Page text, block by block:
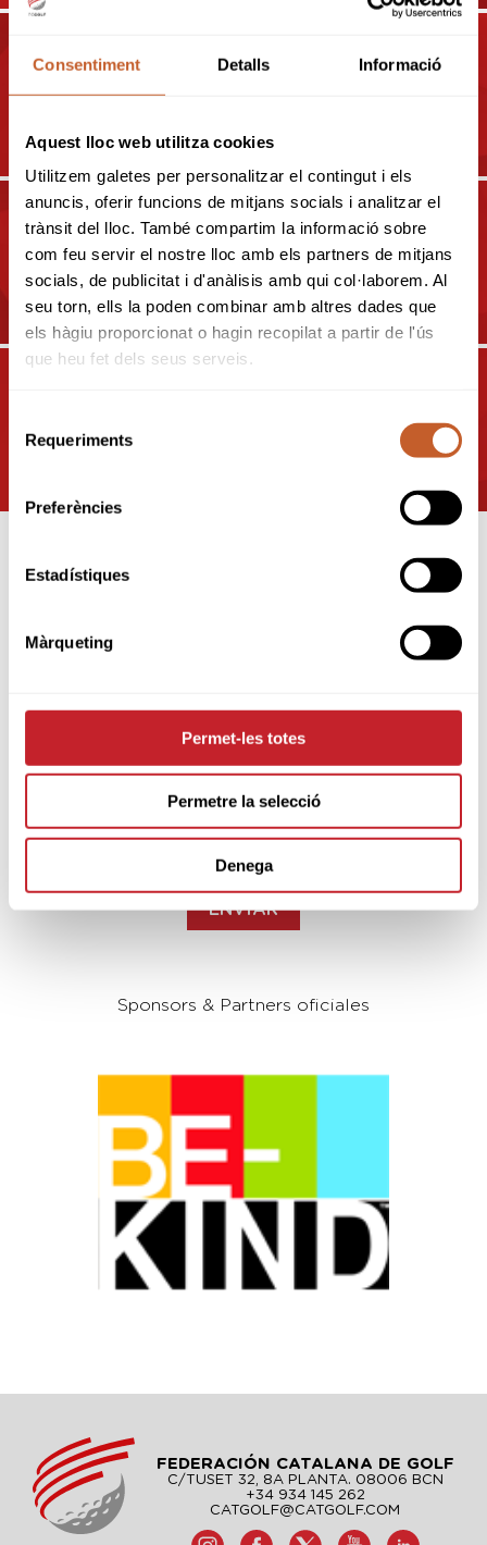
Consentiment Detalls Informació
Aquest lloc web utilitza cookies
Utilitzem galetes per personalitzar el contingut i els
anuncis, oferir funcions de mitjans socials i analitzar el
trànsit del lloc. També compartim la informació sobre
com feu servir el nostre lloc amb els partners de mitjans
socials, de publicitat i d'anàlisis amb qui col·laborem. Al
seu torn, ells la poden combinar amb altres dades que
els hàgiu proporcionat o hagin recopilat a partir de l'ús
que heu fet dels seus serveis.
Requeriments
Preferències
Estadístiques
Màrqueting
Permet-les totes
Permetre la selecció
Denega
2024
28º QUADRANGULAR FEMENÍ
2024
CIRCUITO NACIONAL 5ª
CATEGORIA 2024
12ª LLIGA COMITÉ JUVENIL
¿Quieres estar al día?
Introduce tu e-mail
las condiciones de uso de la inscripción
He leído y acepto la Política de Privacidad
Sponsors & Partners oficiales
FEDERACIÓN CATALANA DE GOLF
C/TUSET 32, 8A PLANTA. 08006 BCN
+34 934 145 262
CATGOLF@CATGOLF.COM